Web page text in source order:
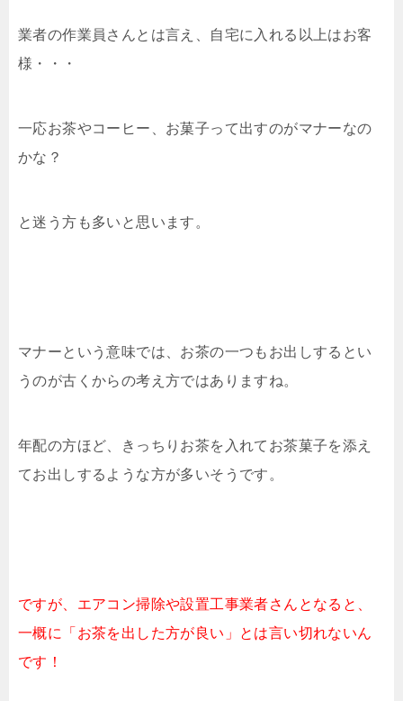
業者の作業員さんとは言え、自宅に入れる以上はお客
様・・・
一応お茶やコーヒー、お菓子って出すのがマナーなの
かな？
と迷う方も多いと思います。
マナーという意味では、お茶の一つもお出しするとい
うのが古くからの考え方ではありますね。
年配の方ほど、きっちりお茶を入れてお茶菓子を添え
てお出しするような方が多いそうです。
ですが、エアコン掃除や設置工事業者さんとなると、
一概に「お茶を出した方が良い」とは言い切れないん
です！